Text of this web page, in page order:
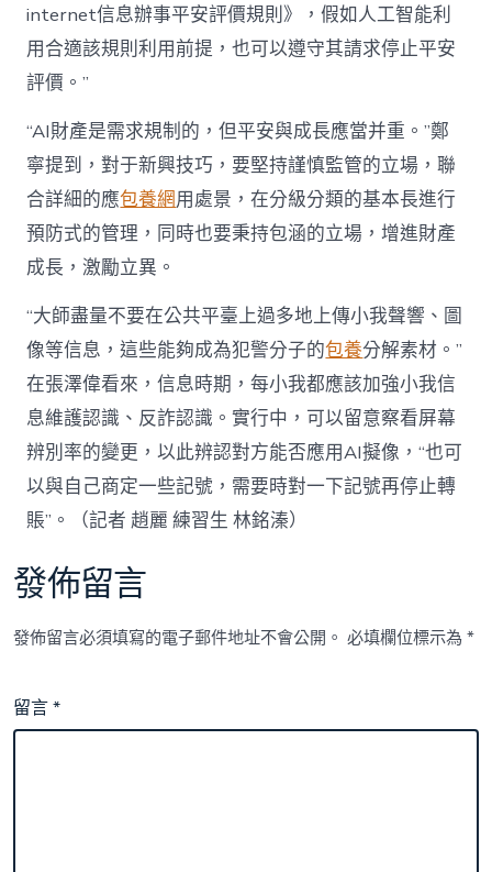
internet信息辦事平安評價規則》，假如人工智能利
用合適該規則利用前提，也可以遵守其請求停止平安
評價。”
“AI財產是需求規制的，但平安與成長應當并重。”鄭
寧提到，對于新興技巧，要堅持謹慎監管的立場，聯
合詳細的應包養網用處景，在分級分類的基本長進行
預防式的管理，同時也要秉持包涵的立場，增進財產
成長，激勵立異。
“大師盡量不要在公共平臺上過多地上傳小我聲響、圖
像等信息，這些能夠成為犯警分子的包養分解素材。”
在張澤偉看來，信息時期，每小我都應該加強小我信
息維護認識、反詐認識。實行中，可以留意察看屏幕
辨別率的變更，以此辨認對方能否應用AI擬像，“也可
以與自己商定一些記號，需要時對一下記號再停止轉
賬”。（記者 趙麗 練習生 林銘溱）
發佈留言
發佈留言必須填寫的電子郵件地址不會公開。 必填欄位標示為*
留言*